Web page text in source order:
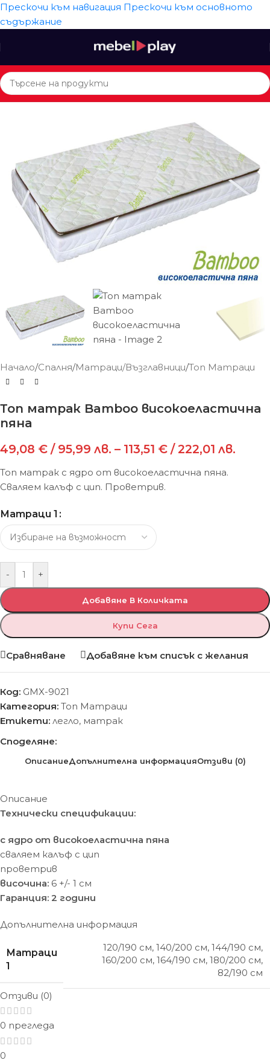
Прескочи към навигация Прескочи към основното
съдържание
Начало/Спалня/Матраци/Възглавници/Топ Матраци
Топ матрак Bamboo високоеластична
пяна
49,08 € / 95,99 лв. – 113,51 € / 222,01 лв.
Топ матрак с ядро от високоеластична пяна.
Сваляем калъф с цип. Проветрив.
Матраци 1
- +
Добавяне В Количката
Купи Сега
Сравняване Добавяне към списък с желания
Код: GMX-9021
Категория: Топ Матраци
Етикети: легло, матрак
Споделяне:
ОписаниеДопълнителна информацияОтзиви (0)
Описание
Технически спецификации:
с ядро от високоеластична пяна
сваляем калъф с цип
проветрив
височина: 6 +/- 1 cм
Гаранция: 2 години
Допълнителна информация
Матраци
1
120/190 см, 140/200 см, 144/190 см,
160/200 см, 164/190 см, 180/200 см,
82/190 см
Отзиви (0)
0 прегледа
0